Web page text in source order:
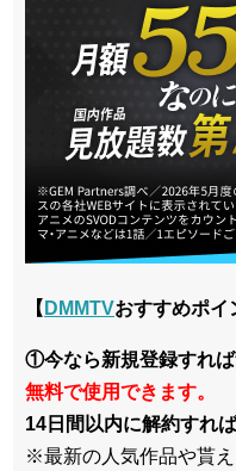
【 DMMTVおすすめポイ
①今なら新規登録すれ
無料で使用できます。
14日間以内に解約すれ
※最新の人気作品や貰